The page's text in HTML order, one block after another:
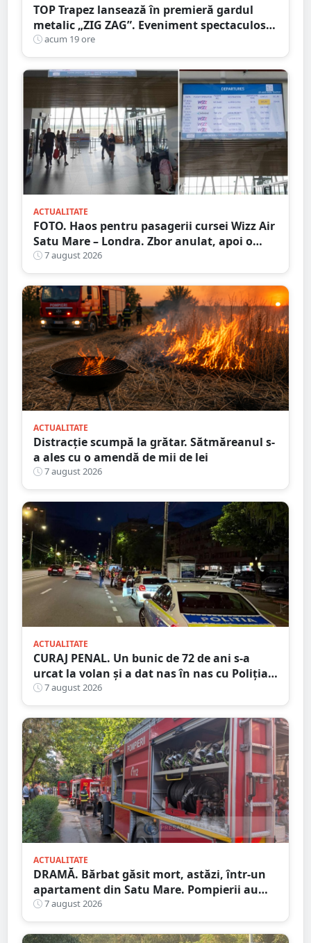
TOP Trapez lansează în premieră gardul
metalic „ZIG ZAG”. Eveniment spectaculos
în Grădina Romei
acum 19 ore
ACTUALITATE
FOTO. Haos pentru pasagerii cursei Wizz Air
Satu Mare – Londra. Zbor anulat, apoi o
nouă întârziere. Fără explicații clare
7 august 2026
ACTUALITATE
Distracție scumpă la grătar. Sătmăreanul s-
a ales cu o amendă de mii de lei
7 august 2026
ACTUALITATE
CURAJ PENAL. Un bunic de 72 de ani s-a
urcat la volan și a dat nas în nas cu Poliția
Satu Mare
7 august 2026
ACTUALITATE
DRAMĂ. Bărbat găsit mort, astăzi, într-un
apartament din Satu Mare. Pompierii au
spart ușa
7 august 2026